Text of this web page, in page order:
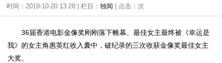
时间：2019-10-20 13:28 | 栏目： 独闻 | 点击： 次
36届香港电影金像奖刚刚落下帷幕。最佳女主最终被《幸运是
我》的女主角惠英红收入囊中，破纪录的三次收获金像奖最佳女主
大奖。